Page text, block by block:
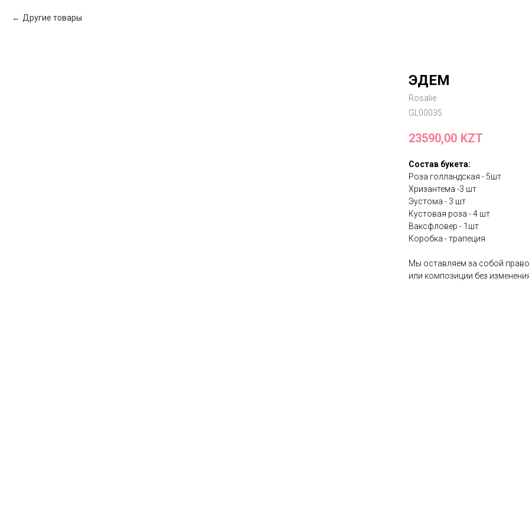
Другие товары
ЭДЕМ
Rosalie
GL00035
23590,00 KZT
Состав букета:
Роза голландская - 5шт
Хризантема -3 шт
Эустома - 3 шт
Кустовая роза - 4 шт
Ваксфловер - 1шт
Коробка - трапеция
Мы оставляем за собой право
или композиции без